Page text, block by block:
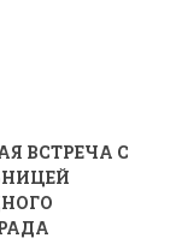
ВСТРЕЧА С